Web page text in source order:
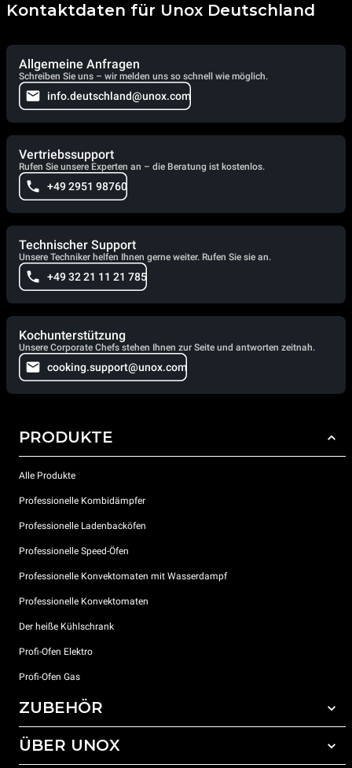
Kontaktdaten für Unox Deutschland
Allgemeine Anfragen
Schreiben Sie uns – wir melden uns so schnell wie möglich.
info.deutschland@unox.com
Vertriebssupport
Rufen Sie unsere Experten an – die Beratung ist kostenlos.
+49 2951 98760
Technischer Support
Unsere Techniker helfen Ihnen gerne weiter. Rufen Sie sie an.
+49 32 21 11 21 785
Kochunterstützung
Unsere Corporate Chefs stehen Ihnen zur Seite und antworten zeitnah.
cooking.support@unox.com
PRODUKTE
Alle Produkte
Professionelle Kombidämpfer
Professionelle Ladenbacköfen
Professionelle Speed-Öfen
Professionelle Konvektomaten mit Wasserdampf
Professionelle Konvektomaten
Der heiße Kühlschrank
Profi-Ofen Elektro
Profi-Ofen Gas
ZUBEHÖR
Gesamtes Zubehör
ÜBER UNOX